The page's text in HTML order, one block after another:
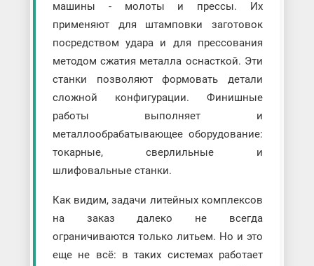
машины - молоты и прессы. Их
применяют для штамповки заготовок
посредством удара и для прессования
методом сжатия металла оснасткой. Эти
станки позволяют формовать детали
сложной конфигурации. Финишные
работы выполняет и
металлообрабатывающее оборудование:
токарные, сверлильные и
шлифовальные станки.
Как видим, задачи литейных комплексов
на заказ далеко не всегда
ограничиваются только литьем. Но и это
еще не всё: в таких системах работает